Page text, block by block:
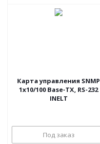
Карта управления SNMP
1х10/100 Base-TX, RS-232
INELT
Под заказ